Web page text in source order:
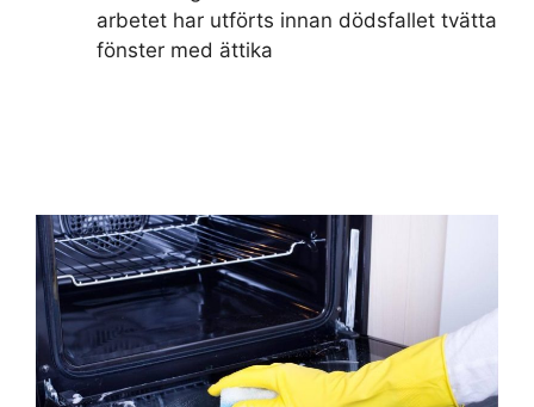
arbetet har utförts innan dödsfallet tvätta
fönster med ättika